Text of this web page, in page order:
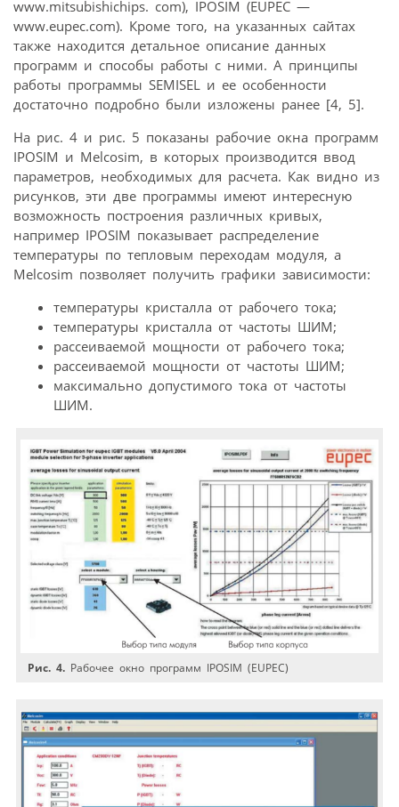
www.mitsubishichips. com), IPOSIM (EUPEC —
www.eupec.com). Кроме того, на указанных сайтах
также находится детальное описание данных
программ и способы работы с ними. А принципы
работы программы SEMISEL и ее особенности
достаточно подробно были изложены ранее [4, 5].
На рис. 4 и рис. 5 показаны рабочие окна программ
IPOSIM и Melcosim, в которых производится ввод
параметров, необходимых для расчета. Как видно из
рисунков, эти две программы имеют интересную
возможность построения различных кривых,
например IPOSIM показывает распределение
температуры по тепловым переходам модуля, а
Melcosim позволяет получить графики зависимости:
температуры кристалла от рабочего тока;
температуры кристалла от частоты ШИМ;
рассеиваемой мощности от рабочего тока;
рассеиваемой мощности от частоты ШИМ;
максимально допустимого тока от частоты
ШИМ.
Рис. 4. Рабочее окно программ IPOSIM (EUPEC)